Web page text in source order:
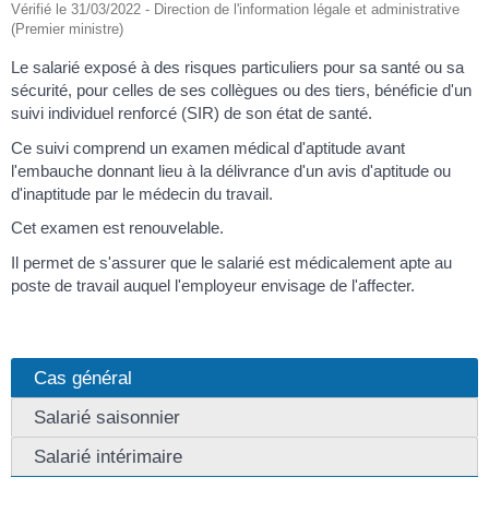
Vérifié le 31/03/2022 - Direction de l'information légale et administrative
(Premier ministre)
Le salarié exposé à des risques particuliers pour sa santé ou sa
sécurité, pour celles de ses collègues ou des tiers, bénéficie d'un
suivi individuel renforcé (SIR) de son état de santé.
Ce suivi comprend un examen médical d'aptitude avant
l'embauche donnant lieu à la délivrance d'un avis d'aptitude ou
d'inaptitude par le médecin du travail.
Cet examen est renouvelable.
Il permet de s'assurer que le salarié est médicalement apte au
poste de travail auquel l'employeur envisage de l'affecter.
Cas général
Salarié saisonnier
Salarié intérimaire